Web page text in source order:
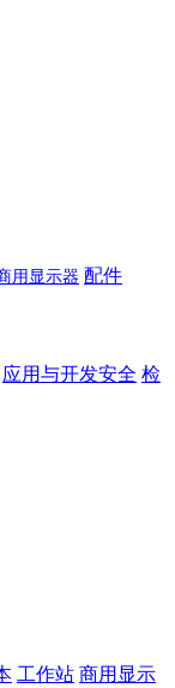
用显示器 配件
应用与开发安全 检
工作站 商用显示